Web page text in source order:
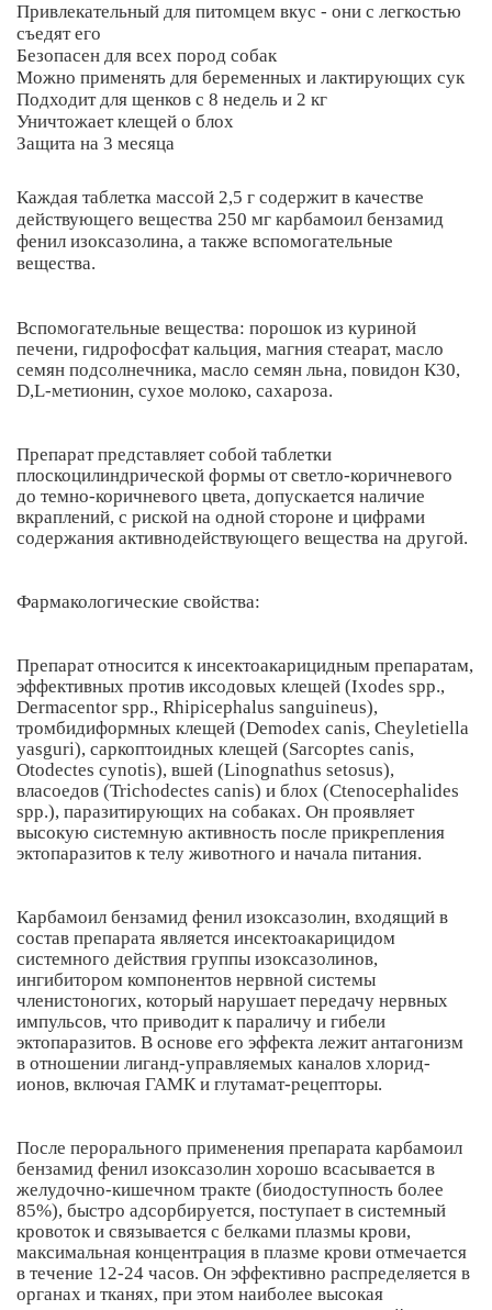
Привлекательный для питомцем вкус - они с легкостью
съедят его
Безопасен для всех пород собак
Можно применять для беременных и лактирующих сук
Подходит для щенков с 8 недель и 2 кг
Уничтожает клещей о блох
Защита на 3 месяца
Каждая таблетка массой 2,5 г содержит в качестве
действующего вещества 250 мг карбамоил бензамид
фенил изоксазолина, а также вспомогательные
вещества.
Вспомогательные вещества: порошок из куриной
печени, гидрофосфат кальция, магния стеарат, масло
семян подсолнечника, масло семян льна, повидон К30,
D,L-метионин, сухое молоко, сахароза.
Препарат представляет собой таблетки
плоскоцилиндрической формы от светло-коричневого
до темно-коричневого цвета, допускается наличие
вкраплений, с риской на одной стороне и цифрами
содержания активнодействующего вещества на другой.
Фармакологические свойства:
Препарат относится к инсектоакарицидным препаратам,
эффективных против иксодовых клещей (Ixodes spp.,
Dermacentor spp., Rhipicephalus sanguineus),
тромбидиформных клещей (Demodex canis, Cheyletiella
yasguri), саркоптоидных клещей (Sarcoptes canis,
Otodectes cynotis), вшей (Linognathus setosus),
власоедов (Trichodectes canis) и блох (Ctenocephalides
spp.), паразитирующих на собаках. Он проявляет
высокую системную активность после прикрепления
эктопаразитов к телу животного и начала питания.
Карбамоил бензамид фенил изоксазолин, входящий в
состав препарата является инсектоакарицидом
системного действия группы изоксазолинов,
ингибитором компонентов нервной системы
членистоногих, который нарушает передачу нервных
импульсов, что приводит к параличу и гибели
эктопаразитов. В основе его эффекта лежит антагонизм
в отношении лиганд-управляемых каналов хлорид-
ионов, включая ГАМК и глутамат-рецепторы.
После перорального применения препарата карбамоил
бензамид фенил изоксазолин хорошо всасывается в
желудочно-кишечном тракте (биодоступность более
85%), быстро адсорбируется, поступает в системный
кровоток и связывается с белками плазмы крови,
максимальная концентрация в плазме крови отмечается
в течение 12-24 часов. Он эффективно распределяется в
органах и тканях, при этом наиболее высокая